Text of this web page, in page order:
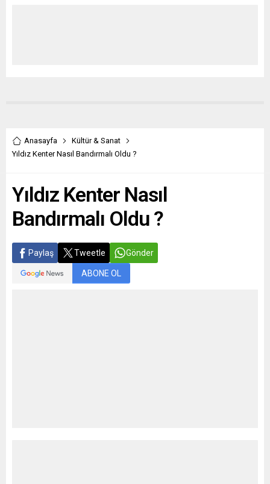
Anasayfa
Kültür & Sanat
Yıldız Kenter Nasıl Bandırmalı Oldu ?
Yıldız Kenter Nasıl
Bandırmalı Oldu ?
Paylaş Tweetle Gönder
ABONE OL